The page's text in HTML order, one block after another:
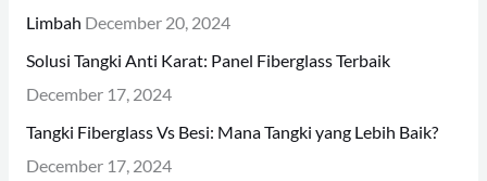
Limbah December 20, 2024
Solusi Tangki Anti Karat: Panel Fiberglass Terbaik
December 17, 2024
Tangki Fiberglass Vs Besi: Mana Tangki yang Lebih Baik?
December 17, 2024